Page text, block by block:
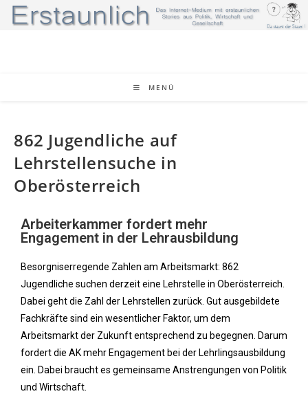
MENÜ
862 Jugendliche auf
Lehrstellensuche in
Oberösterreich
Arbeiterkammer fordert mehr
Engagement in der Lehrausbildung
Besorgniserregende Zahlen am Arbeitsmarkt: 862
Jugendliche suchen derzeit eine Lehrstelle in Oberösterreich.
Dabei geht die Zahl der Lehrstellen zurück. Gut ausgebildete
Fachkräfte sind ein wesentlicher Faktor, um dem
Arbeitsmarkt der Zukunft entsprechend zu begegnen. Darum
fordert die AK mehr Engagement bei der Lehrlingsausbildung
ein. Dabei braucht es gemeinsame Anstrengungen von Politik
und Wirtschaft.